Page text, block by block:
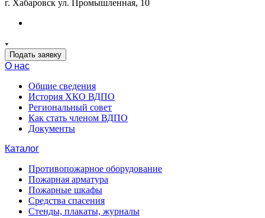
г. Хабаровск ул. Промышленная, 10
Подать заявку
О нас
Общие сведения
История ХКО ВДПО
Региональный совет
Как стать членом ВДПО
Документы
Каталог
Противопожарное оборудование
Пожарная арматура
Пожарные шкафы
Средства спасения
Стенды, плакаты, журналы